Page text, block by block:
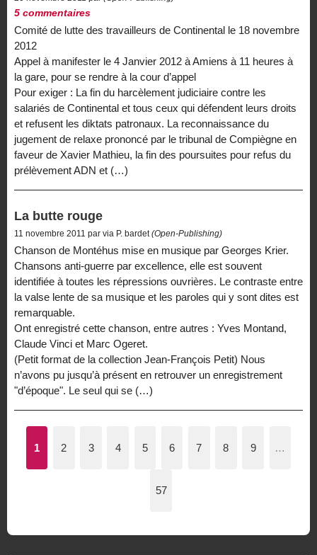
5 commentaires
Comité de lutte des travailleurs de Continental le 18 novembre
2012
Appel à manifester le 4 Janvier 2012 à Amiens à 11 heures à
la gare, pour se rendre à la cour d’appel
Pour exiger : La fin du harcèlement judiciaire contre les
salariés de Continental et tous ceux qui défendent leurs droits
et refusent les diktats patronaux. La reconnaissance du
jugement de relaxe prononcé par le tribunal de Compiègne en
faveur de Xavier Mathieu, la fin des poursuites pour refus du
prélèvement ADN et (…)
La butte rouge
11 novembre 2011 par via P. bardet(Open-Publishing)
Chanson de Montéhus mise en musique par Georges Krier.
Chansons anti-guerre par excellence, elle est souvent
identifiée à toutes les répressions ouvrières. Le contraste entre
la valse lente de sa musique et les paroles qui y sont dites est
remarquable.
Ont enregistré cette chanson, entre autres : Yves Montand,
Claude Vinci et Marc Ogeret.
(Petit format de la collection Jean-François Petit) Nous
n’avons pu jusqu’à présent en retrouver un enregistrement
"d’époque". Le seul qui se (…)
1 2 3 4 5 6 7 8 9 …
57